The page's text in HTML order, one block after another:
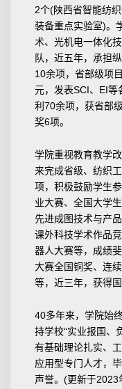
2个(陕西省智能纺
装备重点实验室)。
术、光机电一体化
队，近五年，承担
10余项，省部级项
元，发表SCI、EI等
利70余项，获省部
奖6项。
学院重视教育教学
来完成省级、纺织
项，积极鼓励学生
业大赛、全国大学
先进成图技术与产
课外科技学术作品
器人大赛等，成绩
大赛全国铜奖、连
等，近三年，获得
40多年来，学院始
持学校“实业报国、
有基础理论扎实、
应用型专门人才，
声誉。(更新于2023